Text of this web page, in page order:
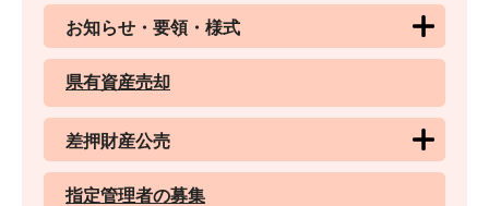
お知らせ・要領・様式
県有資産売却
差押財産公売
指定管理者の募集